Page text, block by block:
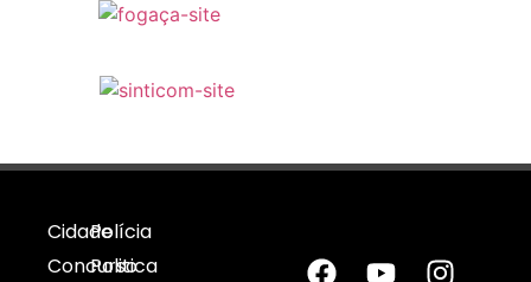
Cidade
Concurso
Polícia
Politica